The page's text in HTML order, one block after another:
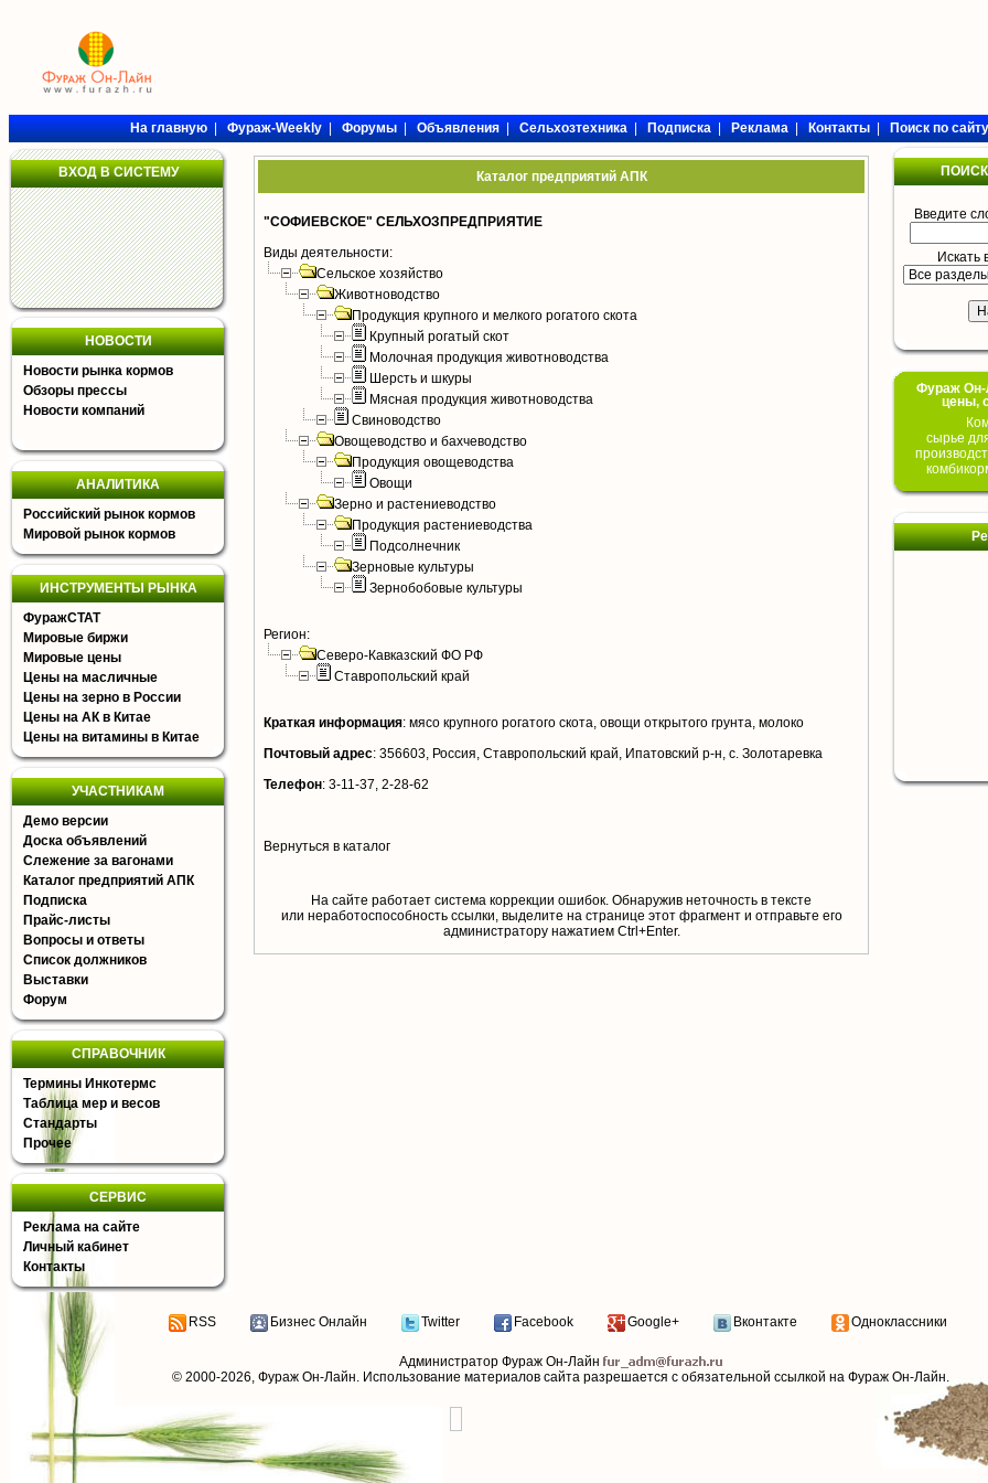
На главную|Фураж-Weekly|Форумы|Объявления|Сельхозтехника|Подписка|Реклама|Контакты|Поиск по сайту
ВХОД В СИСТЕМУ
НОВОСТИ
Новости рынка кормов
Обзоры прессы
Новости компаний
АНАЛИТИКА
Российский рынок кормов
Мировой рынок кормов
ИНСТРУМЕНТЫ РЫНКА
ФуражСТАТ
Мировые биржи
Мировые цены
Цены на масличные
Цены на зерно в России
Цены на АК в Китае
Цены на витамины в Китае
УЧАСТНИКАМ
Демо версии
Доска объявлений
Слежение за вагонами
Каталог предприятий АПК
Подписка
Прайс-листы
Вопросы и ответы
Список должников
Выставки
Форум
СПРАВОЧНИК
Термины Инкотермс
Таблица мер и весов
Стандарты
Прочее
СЕРВИС
Реклама на сайте
Личный кабинет
Контакты
Каталог предприятий АПК
"СОФИЕВСКОЕ" СЕЛЬХОЗПРЕДПРИЯТИЕ
Виды деятельности:
Сельское хозяйство
Животноводство
Продукция крупного и мелкого рогатого скота
Крупный рогатый скот
Молочная продукция животноводства
Шерсть и шкуры
Мясная продукция животноводства
Свиноводство
Овощеводство и бахчеводство
Продукция овощеводства
Овощи
Зерно и растениеводство
Продукция растениеводства
Подсолнечник
Зерновые культуры
Зернобобовые культуры
Регион:
Северо-Кавказский ФО РФ
Ставропольский край
Краткая информация: мясо крупного рогатого скота, овощи открытого грунта, молоко
Почтовый адрес: 356603, Россия, Ставропольский край, Ипатовский р-н, с. Золотаревка
Телефон: 3-11-37, 2-28-62
Вернуться в каталог
На сайте работает система коррекции ошибок. Обнаружив неточность в тексте
или неработоспособность ссылки, выделите на странице этот фрагмент и отправьте его
aдминистратору нажатием Ctrl+Enter.
Введите
Искать
Фураж Он-
цены,
сырье
RSS Бизнес Онлайн Twitter Facebook Google+ Вконтакте Одноклассники
Администратор Фураж Он-Лайн
© 2000-2026, Фураж Он-Лайн. Использование материалов сайта разрешается с обязательной ссылкой на Фураж Он-Лайн.